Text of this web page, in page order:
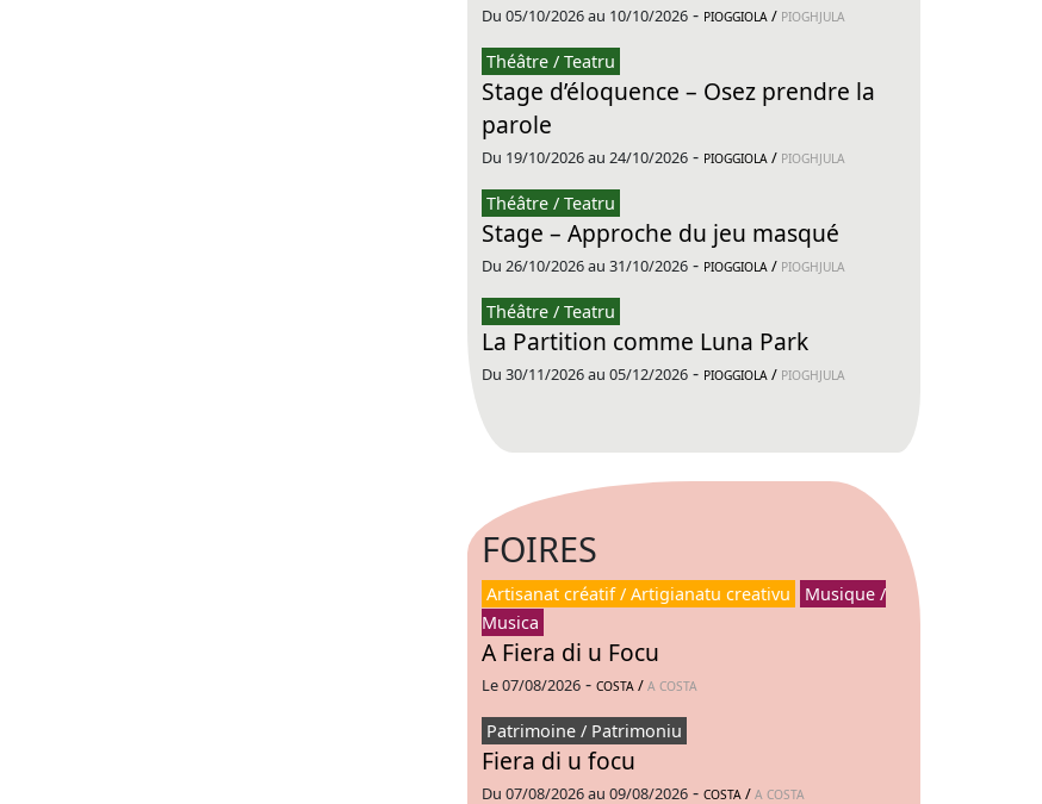
Du 05/10/2026 au 10/10/2026 - PIOGGIOLA / PIOGHJULA
Théâtre / Teatru
Stage d’éloquence – Osez prendre la
parole
Du 19/10/2026 au 24/10/2026 - PIOGGIOLA / PIOGHJULA
Théâtre / Teatru
Stage – Approche du jeu masqué
Du 26/10/2026 au 31/10/2026 - PIOGGIOLA / PIOGHJULA
Théâtre / Teatru
La Partition comme Luna Park
Du 30/11/2026 au 05/12/2026 - PIOGGIOLA / PIOGHJULA
FOIRES
Artisanat créatif / Artigianatu creativu
Musique /
Musica
A Fiera di u Focu
Le 07/08/2026 - COSTA / A COSTA
Patrimoine / Patrimoniu
Fiera di u focu
Du 07/08/2026 au 09/08/2026 - COSTA / A COSTA